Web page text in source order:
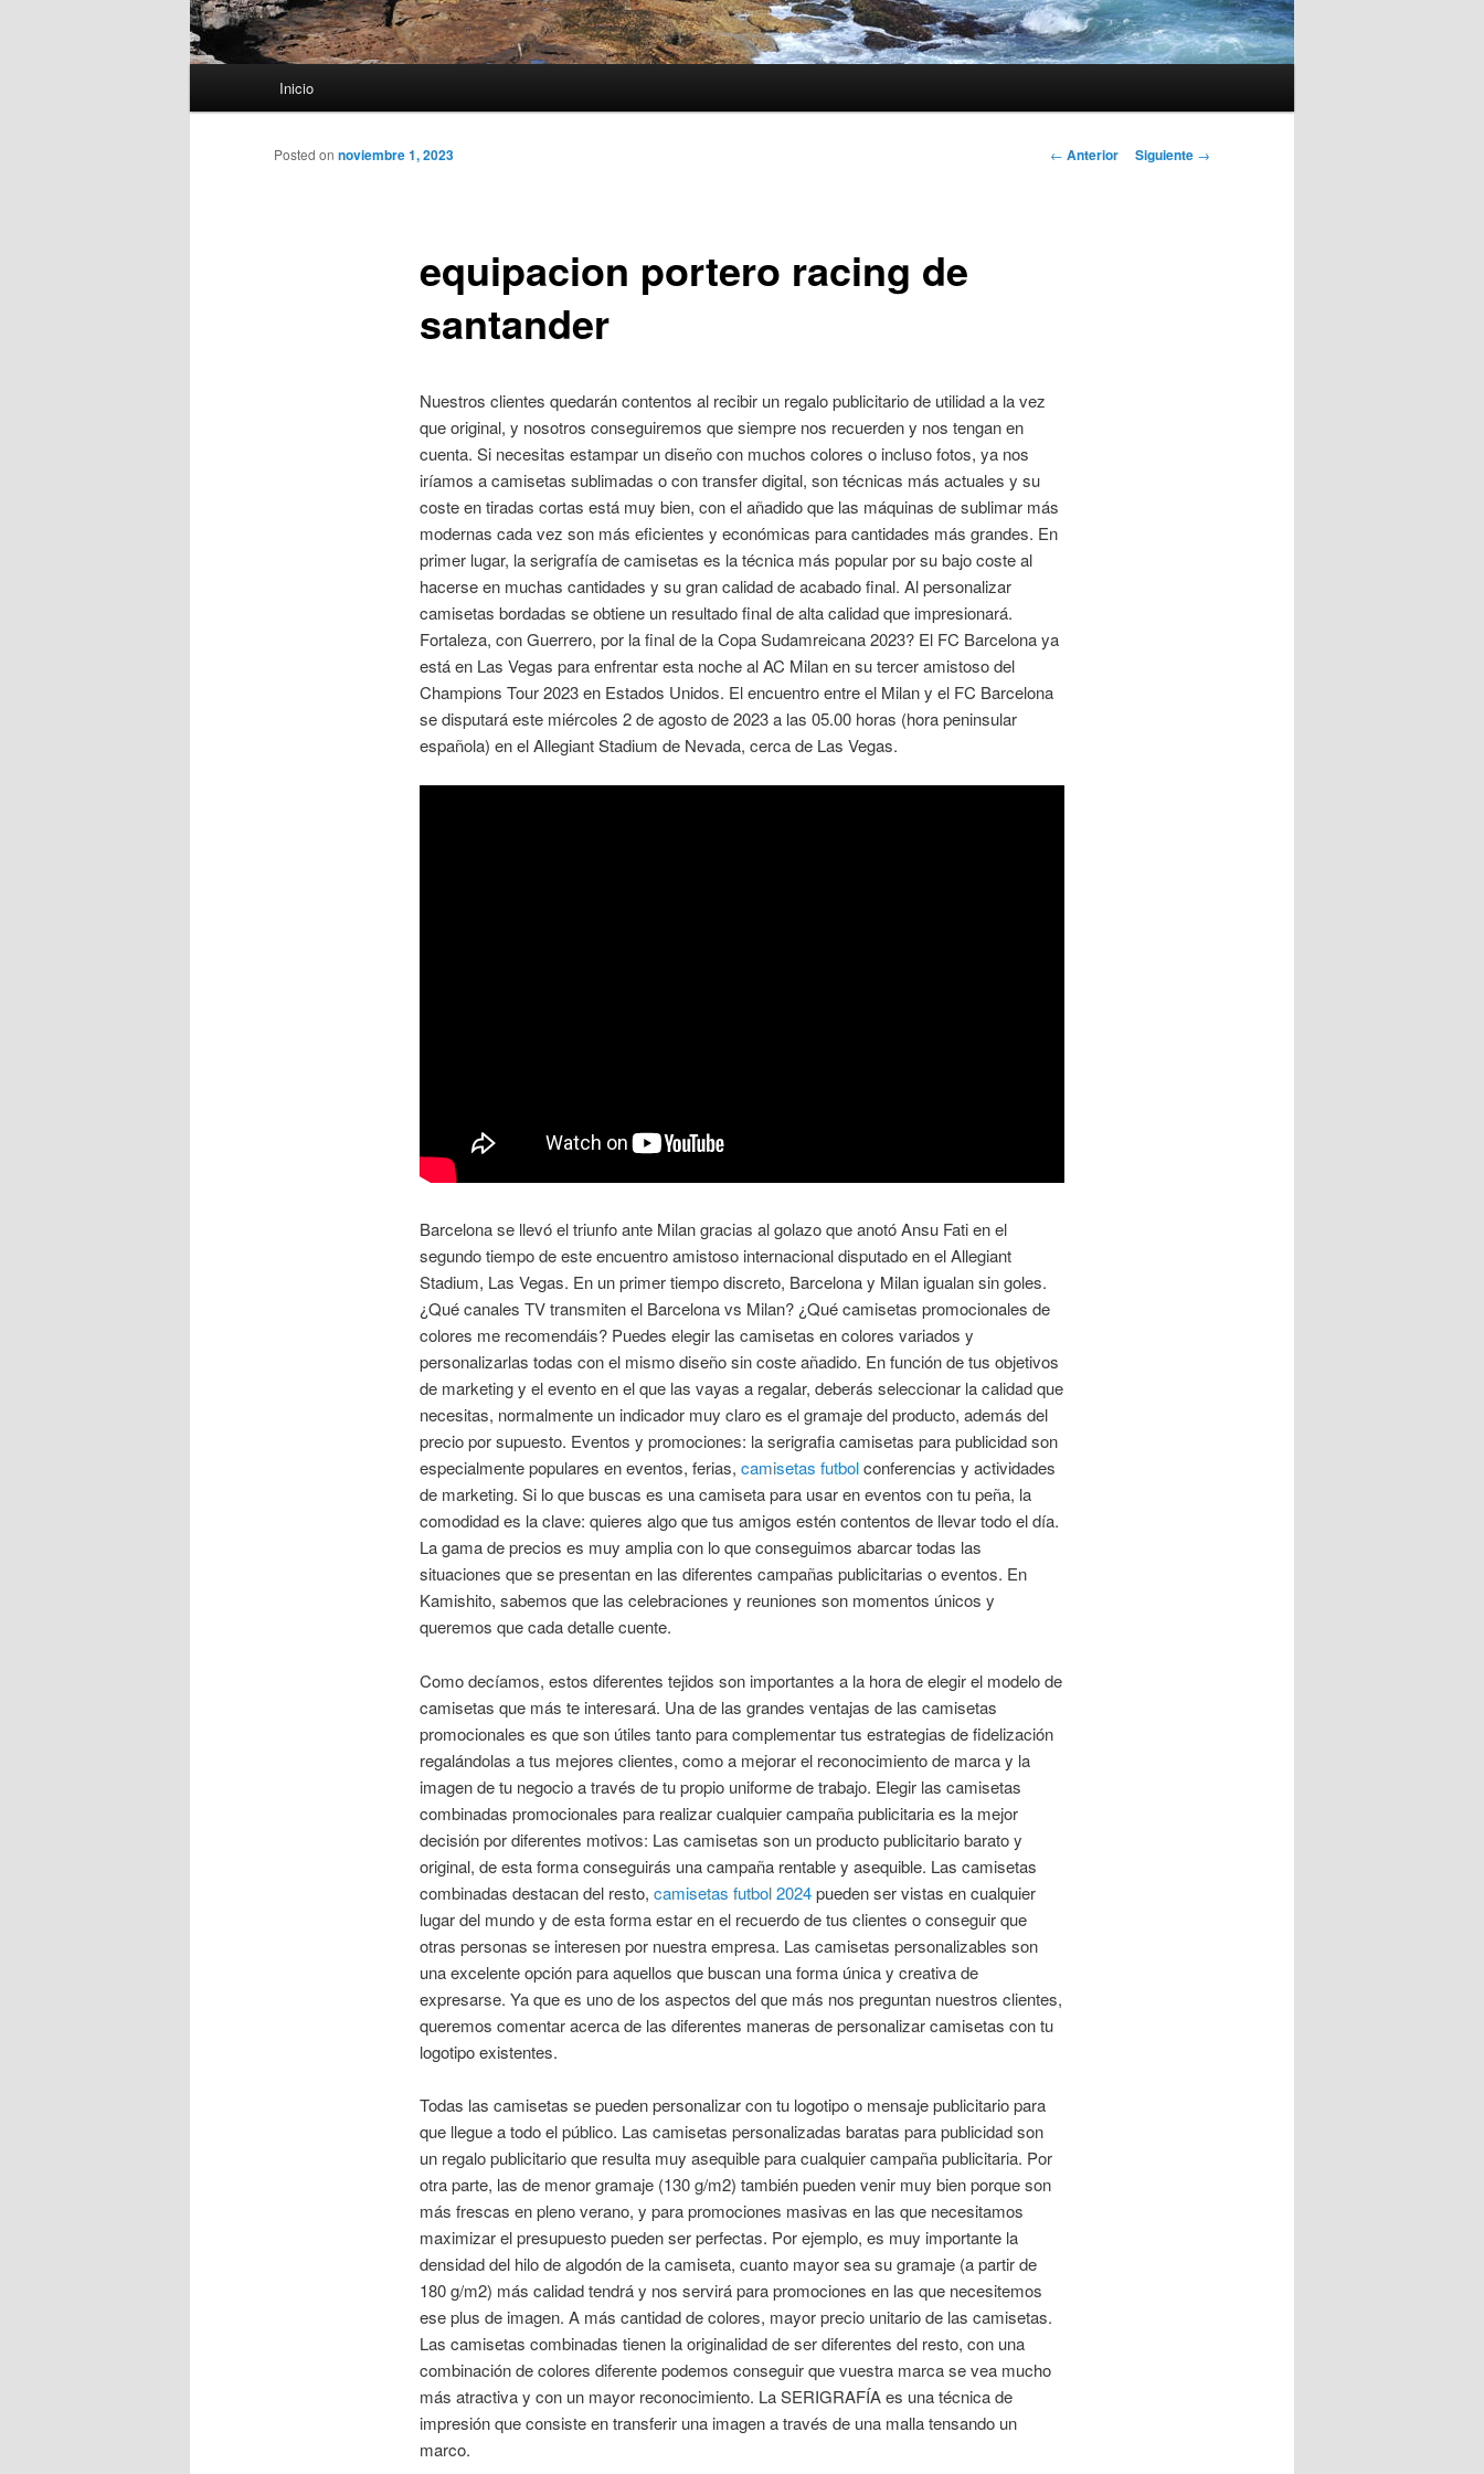
Inicio
Navegación
← Anterior Siguiente →
equipacion portero racing de
santander
Posted on noviembre 1, 2023
Nuestros clientes quedarán contentos al recibir un regalo publicitario de utilidad a la vez
que original, y nosotros conseguiremos que siempre nos recuerden y nos tengan en
cuenta. Si necesitas estampar un diseño con muchos colores o incluso fotos, ya nos
iríamos a camisetas sublimadas o con transfer digital, son técnicas más actuales y su
coste en tiradas cortas está muy bien, con el añadido que las máquinas de sublimar más
modernas cada vez son más eficientes y económicas para cantidades más grandes. En
primer lugar, la serigrafía de camisetas es la técnica más popular por su bajo coste al
hacerse en muchas cantidades y su gran calidad de acabado final. Al personalizar
camisetas bordadas se obtiene un resultado final de alta calidad que impresionará.
Fortaleza, con Guerrero, por la final de la Copa Sudamreicana 2023? El FC Barcelona ya
está en Las Vegas para enfrentar esta noche al AC Milan en su tercer amistoso del
Champions Tour 2023 en Estados Unidos. El encuentro entre el Milan y el FC Barcelona
se disputará este miércoles 2 de agosto de 2023 a las 05.00 horas (hora peninsular
española) en el Allegiant Stadium de Nevada, cerca de Las Vegas.
Barcelona se llevó el triunfo ante Milan gracias al golazo que anotó Ansu Fati en el
segundo tiempo de este encuentro amistoso internacional disputado en el Allegiant
Stadium, Las Vegas. En un primer tiempo discreto, Barcelona y Milan igualan sin goles.
¿Qué canales TV transmiten el Barcelona vs Milan? ¿Qué camisetas promocionales de
colores me recomendáis? Puedes elegir las camisetas en colores variados y
personalizarlas todas con el mismo diseño sin coste añadido. En función de tus objetivos
de marketing y el evento en el que las vayas a regalar, deberás seleccionar la calidad que
necesitas, normalmente un indicador muy claro es el gramaje del producto, además del
precio por supuesto. Eventos y promociones: la serigrafia camisetas para publicidad son
especialmente populares en eventos, ferias, camisetas futbolconferencias y actividades
de marketing. Si lo que buscas es una camiseta para usar en eventos con tu peña, la
comodidad es la clave: quieres algo que tus amigos estén contentos de llevar todo el día.
La gama de precios es muy amplia con lo que conseguimos abarcar todas las
situaciones que se presentan en las diferentes campañas publicitarias o eventos. En
Kamishito, sabemos que las celebraciones y reuniones son momentos únicos y
queremos que cada detalle cuente.
Como decíamos, estos diferentes tejidos son importantes a la hora de elegir el modelo de
camisetas que más te interesará. Una de las grandes ventajas de las camisetas
promocionales es que son útiles tanto para complementar tus estrategias de fidelización
regalándolas a tus mejores clientes, como a mejorar el reconocimiento de marca y la
imagen de tu negocio a través de tu propio uniforme de trabajo. Elegir las camisetas
combinadas promocionales para realizar cualquier campaña publicitaria es la mejor
decisión por diferentes motivos: Las camisetas son un producto publicitario barato y
original, de esta forma conseguirás una campaña rentable y asequible. Las camisetas
combinadas destacan del resto, camisetas futbol 2024pueden ser vistas en cualquier
lugar del mundo y de esta forma estar en el recuerdo de tus clientes o conseguir que
otras personas se interesen por nuestra empresa. Las camisetas personalizables son
una excelente opción para aquellos que buscan una forma única y creativa de
expresarse. Ya que es uno de los aspectos del que más nos preguntan nuestros clientes,
queremos comentar acerca de las diferentes maneras de personalizar camisetas con tu
logotipo existentes.
Todas las camisetas se pueden personalizar con tu logotipo o mensaje publicitario para
que llegue a todo el público. Las camisetas personalizadas baratas para publicidad son
un regalo publicitario que resulta muy asequible para cualquier campaña publicitaria. Por
otra parte, las de menor gramaje (130 g/m2) también pueden venir muy bien porque son
más frescas en pleno verano, y para promociones masivas en las que necesitamos
maximizar el presupuesto pueden ser perfectas. Por ejemplo, es muy importante la
densidad del hilo de algodón de la camiseta, cuanto mayor sea su gramaje (a partir de
180 g/m2) más calidad tendrá y nos servirá para promociones en las que necesitemos
ese plus de imagen. A más cantidad de colores, mayor precio unitario de las camisetas.
Las camisetas combinadas tienen la originalidad de ser diferentes del resto, con una
combinación de colores diferente podemos conseguir que vuestra marca se vea mucho
más atractiva y con un mayor reconocimiento. La SERIGRAFÍA es una técnica de
impresión que consiste en transferir una imagen a través de una malla tensando un
marco.